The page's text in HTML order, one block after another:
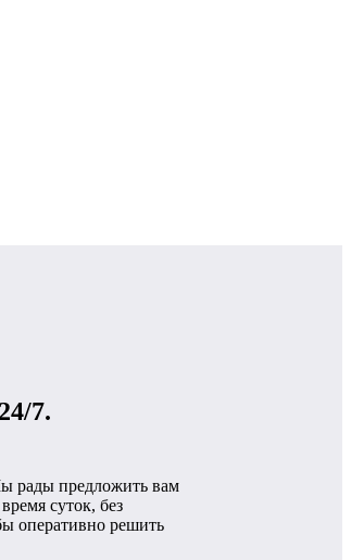
7.
рады предложить вам
суток, без
оперативно решить